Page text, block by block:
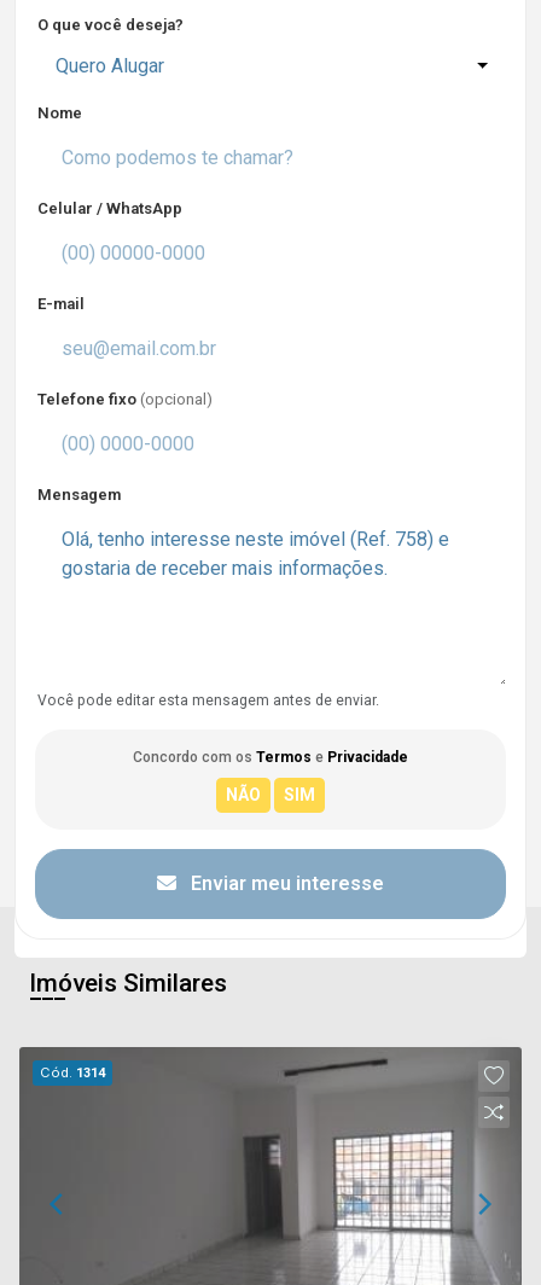
O que você deseja?
Quero Alugar
Nome
Celular / WhatsApp
E-mail
Telefone fixo (opcional)
Mensagem
Você pode editar esta mensagem antes de enviar.
Concordo com os Termos e Privacidade
Enviar meu interesse
Imóveis Similares
Cód. 1314